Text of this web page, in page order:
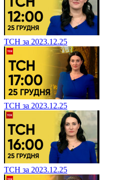
ТСН за 2023.12.25
ТСН за 2023.12.25
ТСН за 2023.12.25